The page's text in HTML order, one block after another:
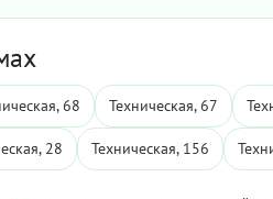
68 Техническая, 67
28 Техническая, 156